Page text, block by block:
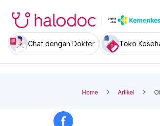
Chat dengan Dokter Toko
Home Artikel